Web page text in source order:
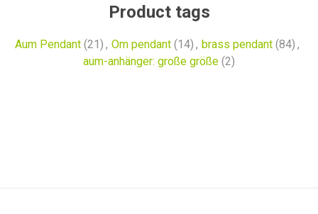
Product tags
Aum Pendant (21) , Om pendant (14) , brass pendant (84) ,
aum-anhänger: große größe (2)